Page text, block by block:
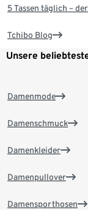
5 Tassen täglich –
Tchibo Blog
Unsere
Damenmode
Damenschmuck
Damenkleider
Damenpullover
Damensporthosen